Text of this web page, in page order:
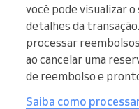
você pode visualizar
detalhes da
processar
ao cancelar uma
de reembolso e
Saiba como